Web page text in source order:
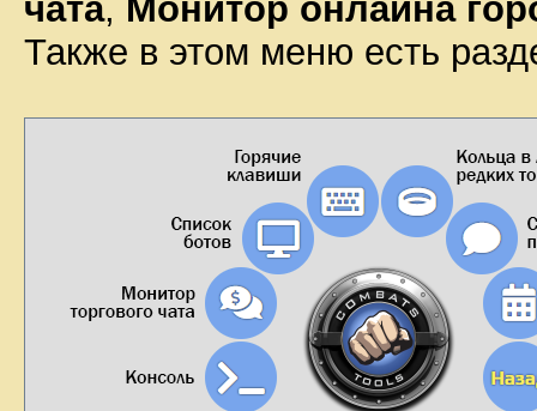
чата, Монитор онлайна
Также в этом меню есть